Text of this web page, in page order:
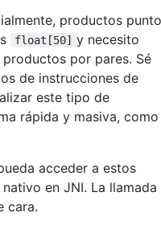
productos
float[50] y necesito
por pares. Sé
de instrucciones de
este tipo de
rápida y masiva, como
acceder a estos
en JNI. La llamada
cara.